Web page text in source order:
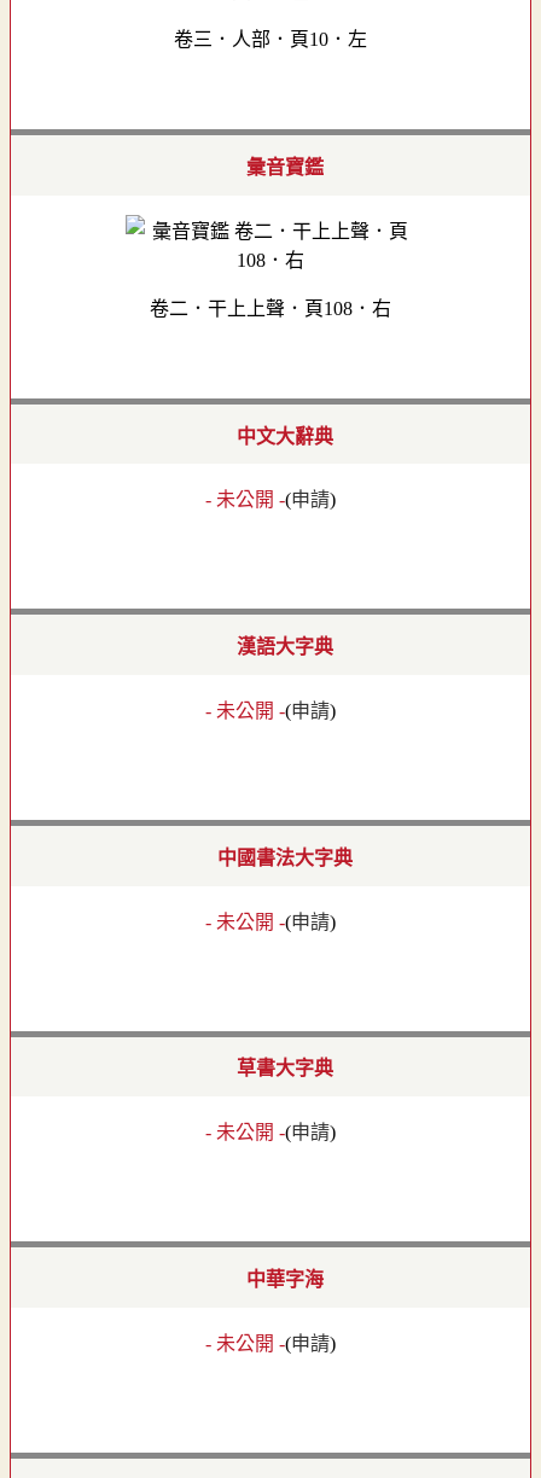
卷三．人部．頁10．左
彙音寶鑑
卷二．干上上聲．頁108．右
中文大辭典
- 未公開 -(申請)
漢語大字典
- 未公開 -(申請)
中國書法大字典
- 未公開 -(申請)
草書大字典
- 未公開 -(申請)
中華字海
- 未公開 -(申請)